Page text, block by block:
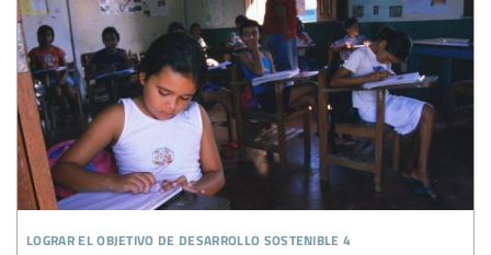
lograr el objetivo de desarrollo sostenible 4